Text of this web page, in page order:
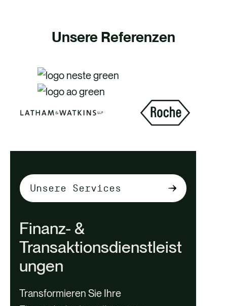
Unsere Referenzen
R
e
s
t
r
Finanz- &
Transaktionsdienstleist
ungen
Transformieren Sie Ihre